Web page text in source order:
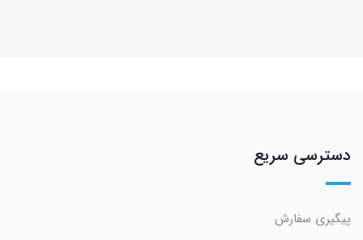
دسترسی سریع
پیگیری سفارش